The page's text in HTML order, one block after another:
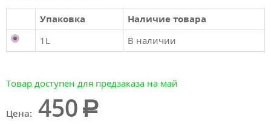
Упаковка
Наличие товара
1L
В наличии
Товар доступен для предзаказа на май
Цена: 450